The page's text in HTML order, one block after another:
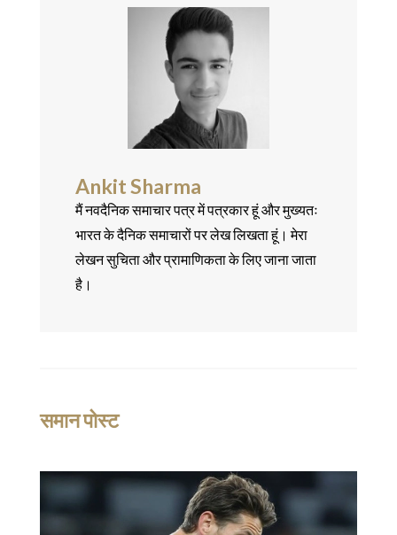
Ankit Sharma
मैं नवदैनिक समाचार पत्र में पत्रकार हूं और मुख्यतः
भारत के दैनिक समाचारों पर लेख लिखता हूं। मेरा
लेखन सुचिता और प्रामाणिकता के लिए जाना जाता
है।
समान पोस्ट